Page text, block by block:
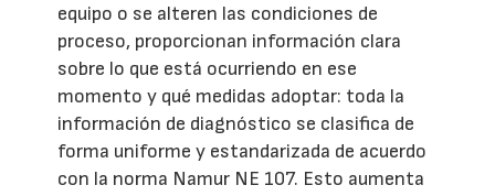
equipo o se alteren las condiciones de
proceso, proporcionan información clara
sobre lo que está ocurriendo en ese
momento y qué medidas adoptar: toda la
información de diagnóstico se clasifica de
forma uniforme y estandarizada de acuerdo
con la norma Namur NE 107. Esto aumenta